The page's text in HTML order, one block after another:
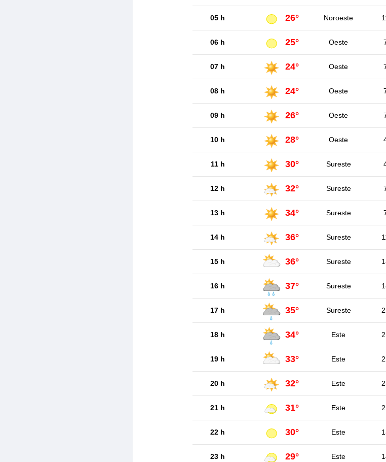
05 h 26° Noroeste
06 h 25° Oeste
07 h 24° Oeste
08 h 24° Oeste
09 h 26° Oeste
10 h 28° Oeste
11 h 30° Sureste
12 h 32° Sureste
13 h 34° Sureste
14 h 36° Sureste
15 h 36° Sureste
16 h 37° Sureste
17 h 35° Sureste
18 h 34° Este
19 h 33° Este
20 h 32° Este
21 h 31° Este
22 h 30° Este
23 h 29° Este